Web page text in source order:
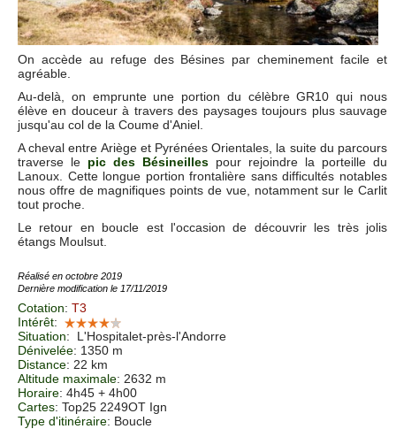
On accède au refuge des Bésines par cheminement facile et
agréable.
Au-delà, on emprunte une portion du célèbre GR10 qui nous
élève en douceur à travers des paysages toujours plus sauvage
jusqu'au col de la Coume d'Aniel.
A cheval entre Ariège et Pyrénées Orientales, la suite du parcours
traverse le pic des Bésineilles pour rejoindre la porteille du
Lanoux. Cette longue portion frontalière sans difficultés notables
nous offre de magnifiques points de vue, notamment sur le Carlit
tout proche.
Le retour en boucle est l'occasion de découvrir les très jolis
étangs Moulsut.
Réalisé en octobre 2019
Dernière modification le 17/11/2019
Cotation: T3
Intérêt:
Situation:
L'Hospitalet-près-l'Andorre
Dénivelée: 1350 m
Distance: 22 km
Altitude maximale: 2632 m
Horaire: 4h45 + 4h00
Cartes: Top25 2249OT Ign
Type d'itinéraire: Boucle